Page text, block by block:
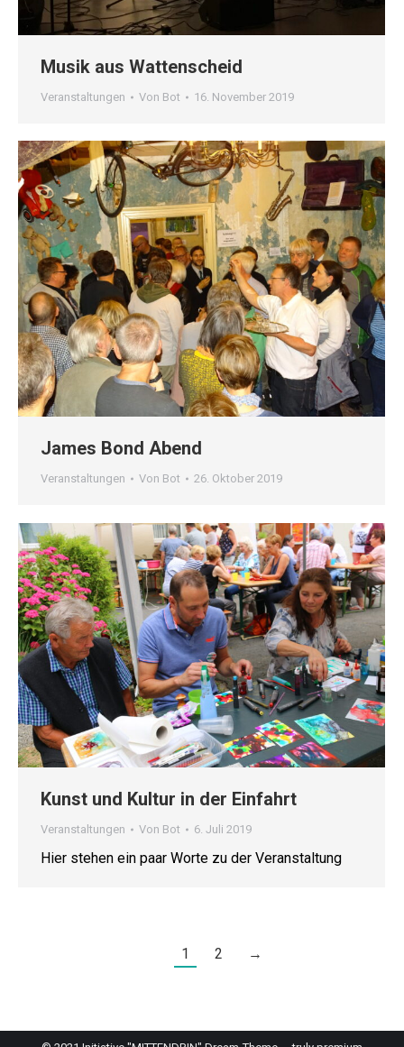
Musik aus Wattenscheid
Veranstaltungen Von Bot 16. November 2019
James Bond Abend
Veranstaltungen Von Bot 26. Oktober 2019
Kunst und Kultur in der Einfahrt
Veranstaltungen Von Bot 6. Juli 2019
Hier stehen ein paar Worte zu der Veranstaltung
1 2 →